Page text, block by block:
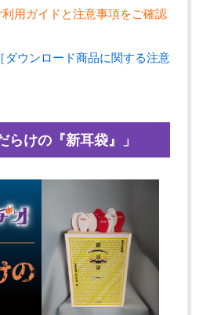
用ガイドと注意事項をご確認
［ダウンロード商品に関する注意
けの『新耳袋』」